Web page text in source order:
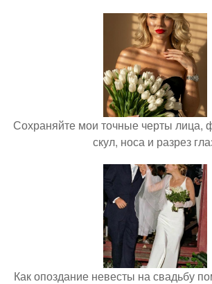
Сохраняйте мои точные черты лица,
скул, носа и разрез
Как опоздание невесты на свадьбу